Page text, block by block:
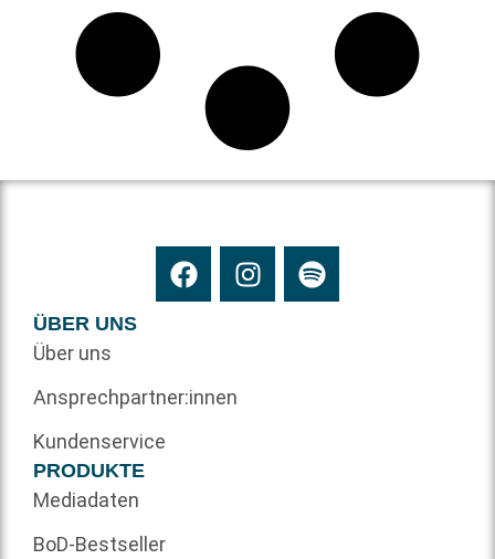
ÜBER UNS
Über uns
Ansprechpartner:innen
Kundenservice
PRODUKTE
Mediadaten
BoD-Bestseller